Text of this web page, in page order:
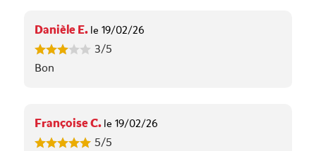
Danièle E. le 19/02/26
3/5
Bon
Françoise C. le 19/02/26
5/5